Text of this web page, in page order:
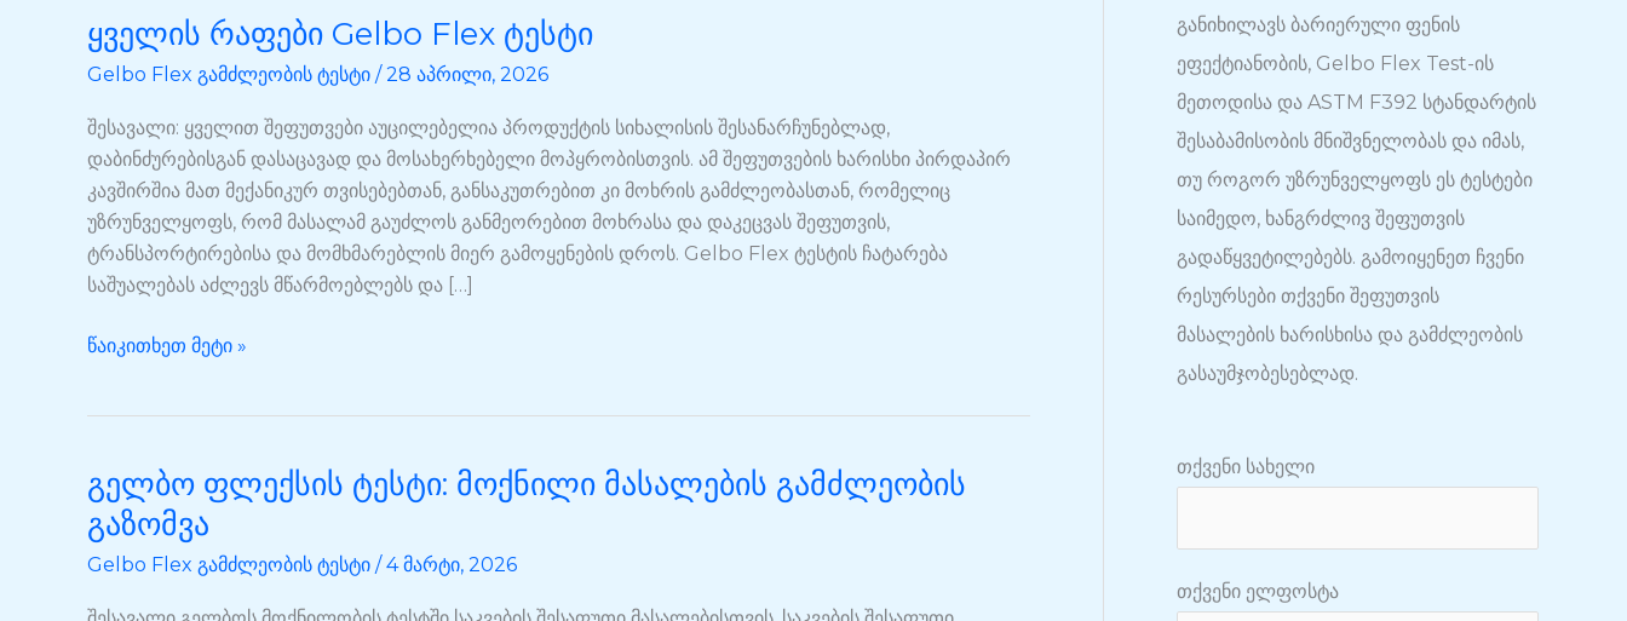
ყველის რაფები Gelbo Flex ტესტი
Gelbo Flex გამძლეობის ტესტი /28 აპრილი, 2026
შესავალი: ყველით შეფუთვები აუცილებელია პროდუქტის სიხალისის შესანარჩუნებლად,
დაბინძურებისგან დასაცავად და მოსახერხებელი მოპყრობისთვის. ამ შეფუთვების ხარისხი პირდაპირ
კავშირშია მათ მექანიკურ თვისებებთან, განსაკუთრებით კი მოხრის გამძლეობასთან, რომელიც
უზრუნველყოფს, რომ მასალამ გაუძლოს განმეორებით მოხრასა და დაკეცვას შეფუთვის,
ტრანსპორტირებისა და მომხმარებლის მიერ გამოყენების დროს. Gelbo Flex ტესტის ჩატარება
საშუალებას აძლევს მწარმოებლებს და […]
ყველის
რაფები
Flex
ტესტი
წაიკითხეთ მეტი »
გელბო ფლექსის ტესტი: მოქნილი მასალების გამძლეობის
გაზომვა
Gelbo Flex გამძლეობის ტესტი /4 მარტი, 2026
გელბო
ფლექსის
ტესტი:
მოქნილი
მასალების
განიხილავს ბარიერული ფენის
ეფექტიანობის, Gelbo Flex Test-ის
მეთოდისა და ASTM F392 სტანდარტის
შესაბამისობის მნიშვნელობას და იმას,
თუ როგორ უზრუნველყოფს ეს ტესტები
საიმედო, ხანგრძლივ შეფუთვის
გადაწყვეტილებებს. გამოიყენეთ ჩვენი
რესურსები თქვენი შეფუთვის
მასალების ხარისხისა და გამძლეობის
გასაუმჯობესებლად.
თქვენი სახელი
თქვენი ელფოსტა